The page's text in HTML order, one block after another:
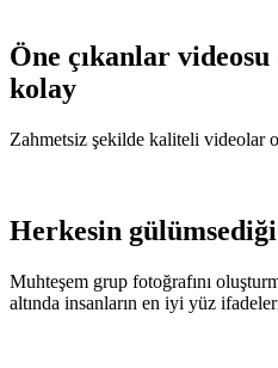
Öne çıkanlar
kolay
Zahmetsiz şekilde kaliteli videolar
Herkesin
Muhteşem grup fotoğrafını
altında insanların en iyi yüz